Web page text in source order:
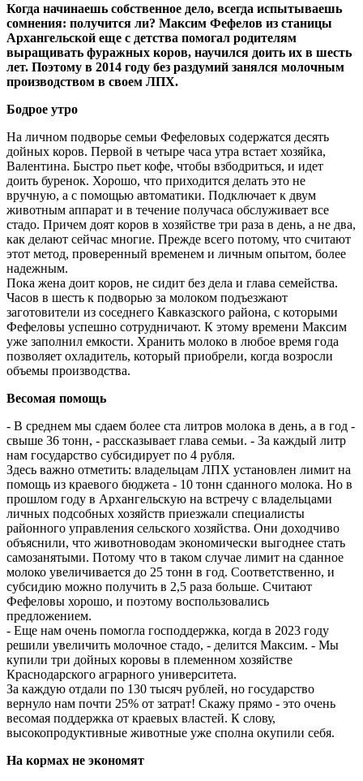
Когда начинаешь собственное дело, всегда испытываешь
сомнения: получится ли? Максим Фефелов из станицы
Архангельской еще с детства помогал родителям
выращивать фуражных коров, научился доить их в шесть
лет. Поэтому в 2014 году без раздумий занялся молочным
производством в своем ЛПХ.
Бодрое утро
На личном подворье семьи Фефеловых содержатся десять
дойных коров. Первой в четыре часа утра встает хозяйка,
Валентина. Быстро пьет кофе, чтобы взбодриться, и идет
доить буренок. Хорошо, что приходится делать это не
вручную, а с помощью автоматики. Подключает к двум
животным аппарат и в течение получаса обслуживает все
стадо. Причем доят коров в хозяйстве три раза в день, а не два,
как делают сейчас многие. Прежде всего потому, что считают
этот метод, проверенный временем и личным опытом, более
надежным.
Пока жена доит коров, не сидит без дела и глава семейства.
Часов в шесть к подворью за молоком подъезжают
заготовители из соседнего Кавказского района, с которыми
Фефеловы успешно сотрудничают. К этому времени Максим
уже заполнил емкости. Хранить молоко в любое время года
позволяет охладитель, который приобрели, когда возросли
объемы производства.
Весомая помощь
- В среднем мы сдаем более ста литров молока в день, а в год -
свыше 36 тонн, - рассказывает глава семьи. - За каждый литр
нам государство субсидирует по 4 рубля.
Здесь важно отметить: владельцам ЛПХ установлен лимит на
помощь из краевого бюджета - 10 тонн сданного молока. Но в
прошлом году в Архангельскую на встречу с владельцами
личных подсобных хозяйств приезжали специалисты
районного управления сельского хозяйства. Они доходчиво
объяснили, что животноводам экономически выгоднее стать
самозанятыми. Потому что в таком случае лимит на сданное
молоко увеличивается до 25 тонн в год. Соответственно, и
субсидию можно получить в 2,5 раза больше. Считают
Фефеловы хорошо, и поэтому воспользовались
предложением.
- Еще нам очень помогла господдержка, когда в 2023 году
решили увеличить молочное стадо, - делится Максим. - Мы
купили три дойных коровы в племенном хозяйстве
Краснодарского аграрного университета.
За каждую отдали по 130 тысяч рублей, но государство
вернуло нам почти 25% от затрат! Скажу прямо - это очень
весомая поддержка от краевых властей. К слову,
высокопродуктивные животные уже сполна окупили себя.
На кормах не экономят